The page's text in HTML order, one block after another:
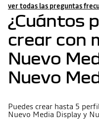
ver todas las preguntas
¿Cuántos
crear con
Nuevo
Nuevo
Puedes crear hasta 5
Nuevo Media Display y